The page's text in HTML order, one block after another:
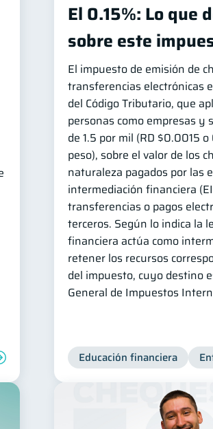
Finanzas para jóvenes
El 0.15%: Lo que
sobre este
El impuesto de emisión de
transferencias electrónicas
del Código Tributario, que
personas como empresas y
de 1.5 por mil (RD $0.0015 o
peso), sobre el valor de los
naturaleza pagados por las
intermediación financiera
transferencias o pagos
terceros. Según lo indica la
financiera actúa como
retener los recursos
del impuesto, cuyo destino
General de Impuestos
Educación financiera